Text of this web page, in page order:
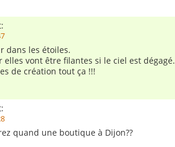
dans les étoiles.
elles vont être filantes si le ciel est dégagé.
de création tout ça !!!
quand une boutique à Dijon??